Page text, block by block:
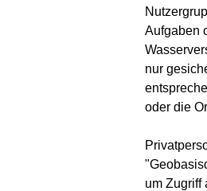
Aufgaben
nur
oder die
um Zugriff